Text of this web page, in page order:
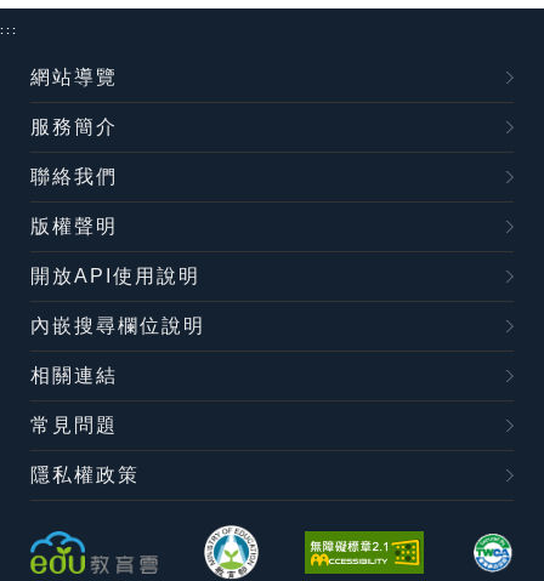
:::
網站導覽
服務簡介
聯絡我們
版權聲明
開放API使用說明
內嵌搜尋欄位說明
相關連結
常見問題
隱私權政策